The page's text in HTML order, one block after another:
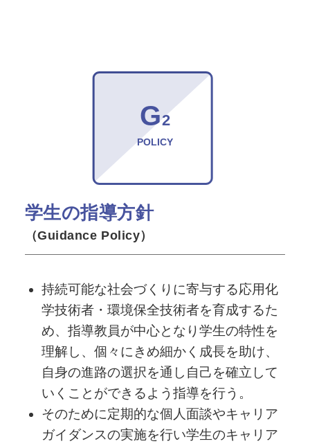
G2
POLICY
学生の指導方針
（Guidance Policy）
持続可能な社会づくりに寄与する応用化
学技術者・環境保全技術者を育成するた
め、指導教員が中心となり学生の特性を
理解し、個々にきめ細かく成長を助け、
自身の進路の選択を通し自己を確立して
いくことができるよう指導を行う。
そのために定期的な個人面談やキャリア
ガイダンスの実施を行い学生のキャリア